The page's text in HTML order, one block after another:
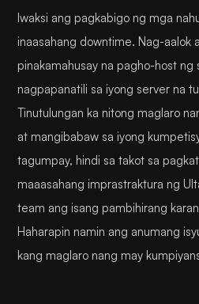
Iwaksi ang pagkabigo ng mga
inaasahang downtime. Nag-aalok
pinakamahusay na pagho-host ng
nagpapanatili sa iyong server na
Tinutulungan ka nitong maglaro
at mangibabaw sa iyong
tagumpay, hindi sa takot sa
maaasahang imprastraktura ng
team ang isang pambihirang
Haharapin namin ang anumang
kang maglaro nang may